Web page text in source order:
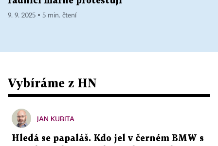
1. Hřbitov ve Střílkách,
movité kulturní památky:
a) v Jihočeském kraji
Závišův kříž z kláštera ve Vyšším Brodě;
9. 9. 2025 ▪ 5 min. čtení
Vybíráme z HN
JAN KUBITA
Hledá se papaláš. Kdo jel v černém BMW s